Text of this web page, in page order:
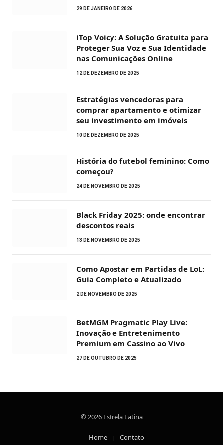
29 DE JANEIRO DE 2026
iTop Voicy: A Solução Gratuita para
Proteger Sua Voz e Sua Identidade
nas Comunicações Online
12 DE DEZEMBRO DE 2025
Estratégias vencedoras para
comprar apartamento e otimizar
seu investimento em imóveis
10 DE DEZEMBRO DE 2025
História do futebol feminino: Como
começou?
24 DE NOVEMBRO DE 2025
Black Friday 2025: onde encontrar
descontos reais
13 DE NOVEMBRO DE 2025
Como Apostar em Partidas de LoL:
Guia Completo e Atualizado
2 DE NOVEMBRO DE 2025
BetMGM Pragmatic Play Live:
Inovação e Entretenimento
Premium em Cassino ao Vivo
27 DE OUTUBRO DE 2025
© 2026 Estrela Latina
Home Contato